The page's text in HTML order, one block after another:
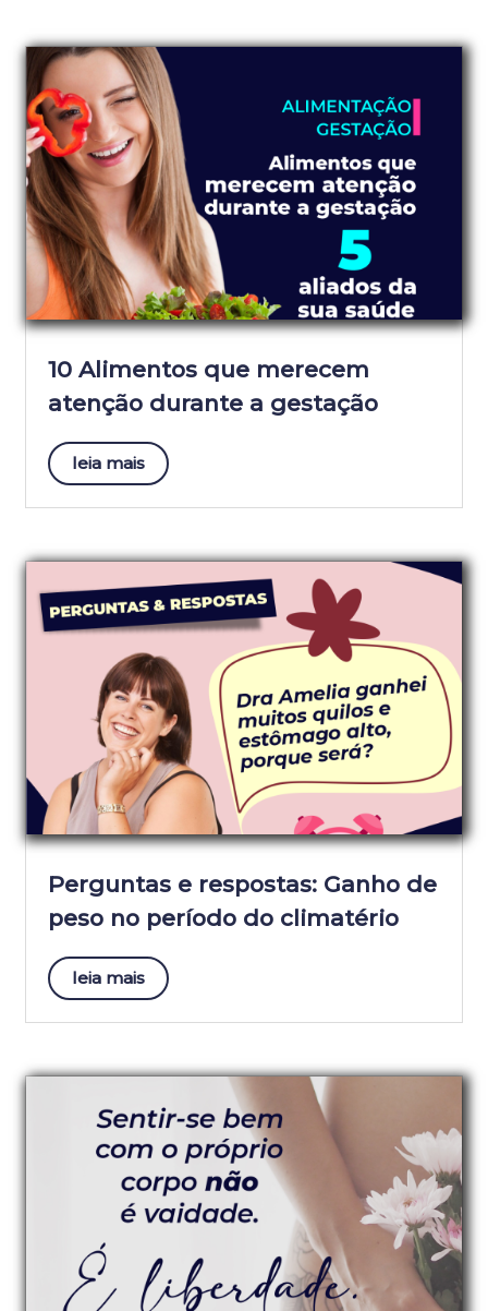
10 Alimentos que merecem
atenção durante a gestação
leia mais
Perguntas e respostas: Ganho de
peso no período do climatério
leia mais